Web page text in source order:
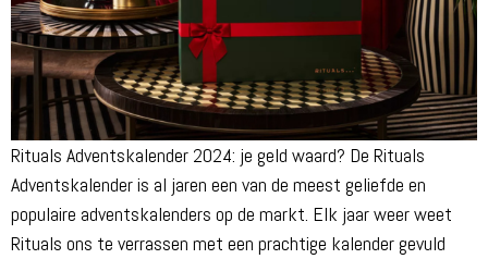
Rituals Adventskalender 2024: je geld waard? De Rituals
Adventskalender is al jaren een van de meest geliefde en
populaire adventskalenders op de markt. Elk jaar weer weet
Rituals ons te verrassen met een prachtige kalender gevuld